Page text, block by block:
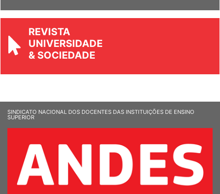
REVISTA
UNIVERSIDADE
& SOCIEDADE
SINDICATO NACIONAL DOS DOCENTES DAS INSTITUIÇÕES DE ENSINO
SUPERIOR